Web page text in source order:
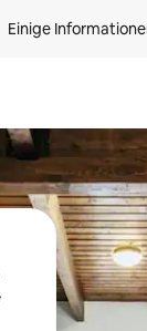
Einige